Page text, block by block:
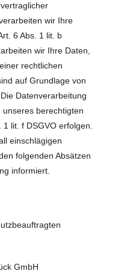
wir Ihre
6 Abs. 1 lit. b
wir Ihre Daten,
rechtlichen
auf Grundlage von
Datenverarbeitung
berechtigten
lit. f DSGVO erfolgen.
einschlägigen
folgenden Absätzen
informiert.
GmbH